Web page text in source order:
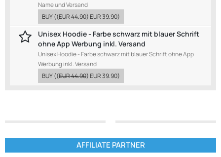
Name und Versand
BUY((EUR 44.90)EUR 39.90)
Unisex Hoodie - Farbe schwarz mit blauer Schrift
ohne App Werbung inkl. Versand
Unisex Hoodie - Farbe schwarz mit blauer Schrift ohne App
Werbung inkl. Versand
BUY((EUR 44.90)EUR 39.90)
AFFILIATE PARTNER